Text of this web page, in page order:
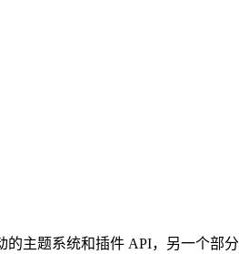
的主题系统和插件 API，另一个部分